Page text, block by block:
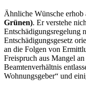
Ähnliche Wünsche erhob
Grünen). Er verstehe
Entschädigungsregelung
Entschädigungsgesetz
an die Folgen von
Freispruch aus Mangel
Beamtenverhältnis
Wohnungsgeber“ und